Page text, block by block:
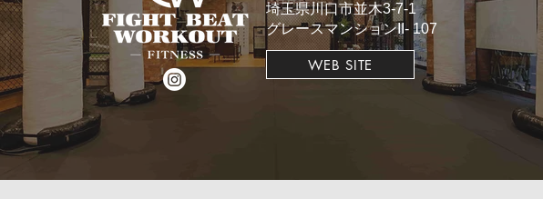
埼玉県川口市並木3-7-1
​グレースマンションII- 107
WEB SITE